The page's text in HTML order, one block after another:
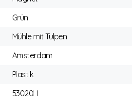
Grün
Mühle mit Tulpen
Amsterdam
Plastik
53020H